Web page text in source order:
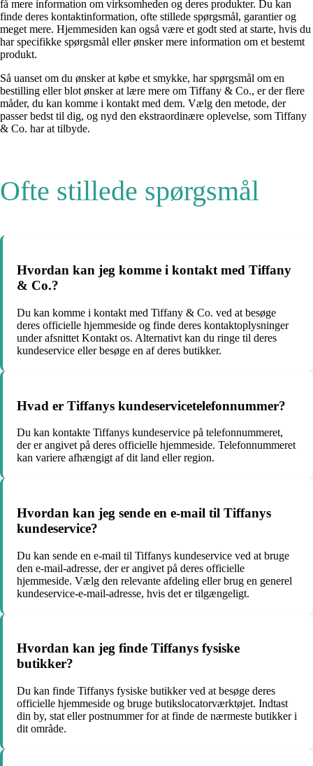
få mere information om virksomheden og deres produkter. Du kan
finde deres kontaktinformation, ofte stillede spørgsmål, garantier og
meget mere. Hjemmesiden kan også være et godt sted at starte, hvis du
har specifikke spørgsmål eller ønsker mere information om et bestemt
produkt.
Så uanset om du ønsker at købe et smykke, har spørgsmål om en
bestilling eller blot ønsker at lære mere om Tiffany & Co., er der flere
måder, du kan komme i kontakt med dem. Vælg den metode, der
passer bedst til dig, og nyd den ekstraordinære oplevelse, som Tiffany
& Co. har at tilbyde.
Ofte stillede spørgsmål
Hvordan kan jeg komme i kontakt med Tiffany
& Co.?
Du kan komme i kontakt med Tiffany & Co. ved at besøge
deres officielle hjemmeside og finde deres kontaktoplysninger
under afsnittet Kontakt os. Alternativt kan du ringe til deres
kundeservice eller besøge en af deres butikker.
Hvad er Tiffanys kundeservicetelefonnummer?
Du kan kontakte Tiffanys kundeservice på telefonnummeret,
der er angivet på deres officielle hjemmeside. Telefonnummeret
kan variere afhængigt af dit land eller region.
Hvordan kan jeg sende en e-mail til Tiffanys
kundeservice?
Du kan sende en e-mail til Tiffanys kundeservice ved at bruge
den e-mail-adresse, der er angivet på deres officielle
hjemmeside. Vælg den relevante afdeling eller brug en generel
kundeservice-e-mail-adresse, hvis det er tilgængeligt.
Hvordan kan jeg finde Tiffanys fysiske
butikker?
Du kan finde Tiffanys fysiske butikker ved at besøge deres
officielle hjemmeside og bruge butikslocatorværktøjet. Indtast
din by, stat eller postnummer for at finde de nærmeste butikker i
dit område.